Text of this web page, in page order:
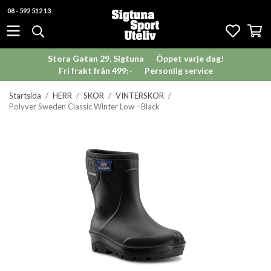
08 - 592 512 13
Stora Gatan 29, Sigtuna
Öppet varje dag!
Fri frakt från 499:-
Personlig service
Startsida / HERR / SKOR / VINTERSKOR /
Polyver Sweden Classic Winter Low - Black